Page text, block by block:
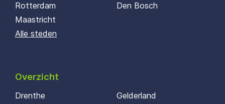
Rotterdam
Maastricht
Den Bosch
Alle steden
Overzicht
Drenthe
Gelderland